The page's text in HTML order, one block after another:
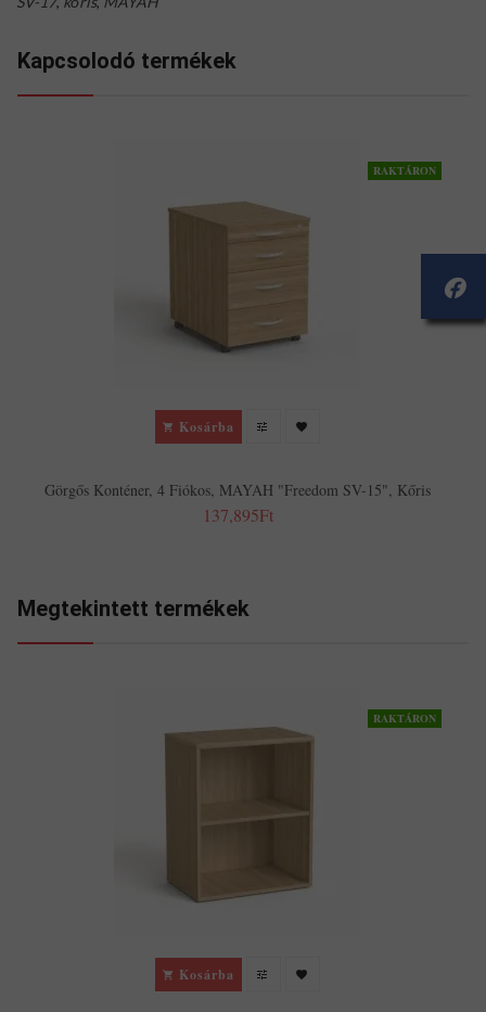
Kapcsolodó termékek
RAKTÁRON
Kosárba
Görgős Konténer, 4 Fiókos, MAYAH "Freedom SV-15", Kőris
137,895Ft
Megtekintett termékek
RAKTÁRON
Kosárba